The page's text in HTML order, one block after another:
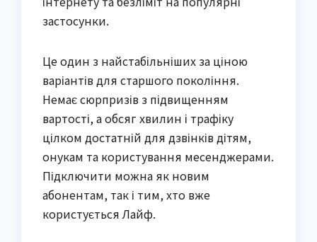
застосунки.
Це один з найстабільніших за ціною
варіантів для старшого покоління.
Немає сюрпризів з підвищенням
вартості, а обсяг хвилин і трафіку
цілком достатній для дзвінків дітям,
онукам та користування месенджерами.
Підключити можна як новим
абонентам, так і тим, хто вже
користується Лайф.